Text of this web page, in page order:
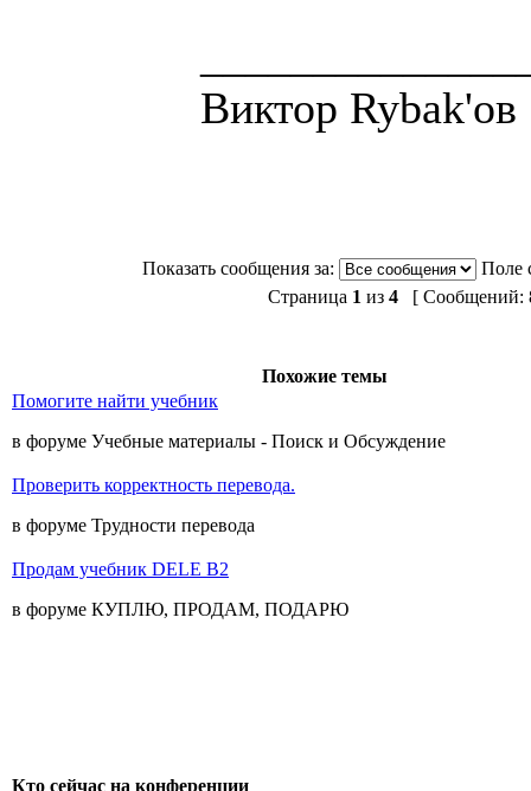
Виктор Rybak'ов
Показать сообщения за:
Поле
Страница 1 из 4 [ Сообщений:
Похожие темы
Помогите найти учебник
в форуме Учебные материалы - Поиск и Обсуждение
Проверить корректность перевода.
в форуме Трудности перевода
Продам учебник DELE B2
в форуме КУПЛЮ, ПРОДАМ, ПОДАРЮ
Кто сейчас на конференции